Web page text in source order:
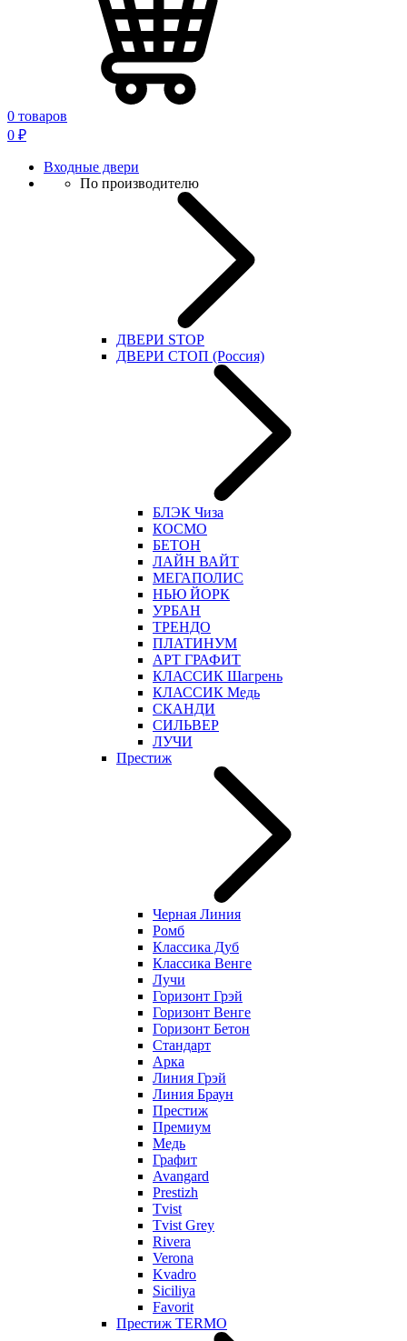
0 товаров
0 ₽
Входные двери
По производителю
ДВЕРИ STOP
ДВЕРИ СТОП (Россия)
БЛЭК Чиза
КОСМО
БЕТОН
ЛАЙН ВАЙТ
МЕГАПОЛИС
НЬЮ ЙОРК
УРБАН
ТРЕНДО
ПЛАТИНУМ
АРТ ГРАФИТ
КЛАССИК Шагрень
КЛАССИК Медь
СКАНДИ
СИЛЬВЕР
ЛУЧИ
Престиж
Черная Линия
Ромб
Классика Дуб
Классика Венге
Лучи
Горизонт Грэй
Горизонт Венге
Горизонт Бетон
Стандарт
Арка
Линия Грэй
Линия Браун
Престиж
Премиум
Медь
Графит
Avangard
Prestizh
Tvist
Tvist Grey
Rivera
Verona
Kvadro
Siciliya
Favorit
Престиж TERMO